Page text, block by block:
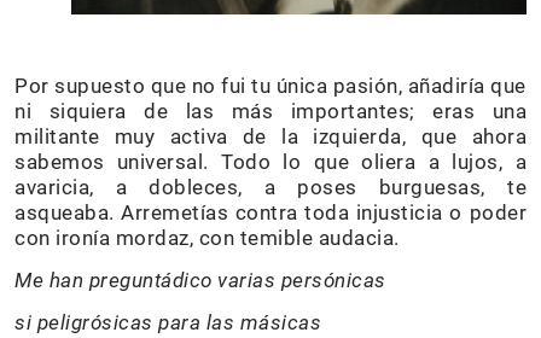
Por supuesto que no fui tu única pasión, añadiría que
ni siquiera de las más importantes; eras una
militante muy activa de la izquierda, que ahora
sabemos universal. Todo lo que oliera a lujos, a
avaricia, a dobleces, a poses burguesas, te
asqueaba. Arremetías contra toda injusticia o poder
con ironía mordaz, con temible audacia.
Me han preguntádico varias persónicas
si peligrósicas para las másicas